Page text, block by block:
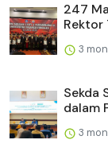
247
Rektor
3
Sekda
dalam
3